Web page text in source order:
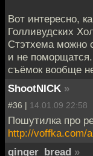
Вот интересно,
Голливудских
Стэтхема можно
и не
съёмок вообще
ShootNICK »
#36 | 14.01.09 22:58
Пошутилка про
http://voffka.com/
ginger_bread »